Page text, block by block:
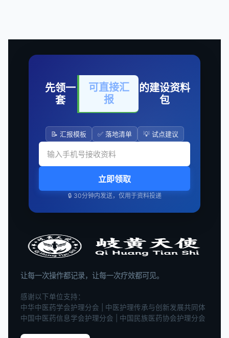
先领一
套
可直接汇
报
的建设资料
包
📝 汇报模板 ✅ 落地清单 💡 试点建议
立即领取
🔒 30分钟内发送，仅用于资料投递
让每一次操作都记录，让每一次疗效都可见。
感谢以下单位支持：
中华中医药学会护理分会 | 中医护理传承与创新发展共同体
中国中医药信息学会护理分会 | 中国民族医药协会护理分会